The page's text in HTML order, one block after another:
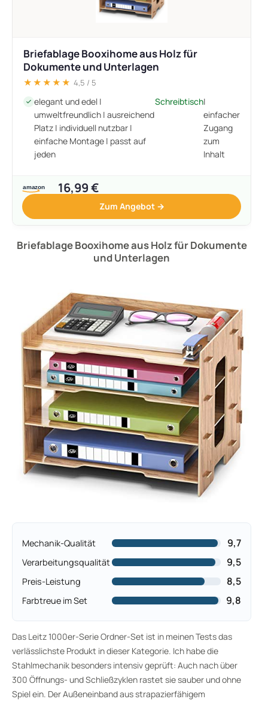
Briefablage Booxihome aus Holz für
Dokumente und Unterlagen
★★★★★ 4,5 / 5
elegant und edel |
umweltfreundlich | ausreichend
Platz | individuell nutzbar |
einfache Montage | passt auf
jeden
Schreibtisch|
einfacher
Zugang
zum
Inhalt
16,99 €
Zum Angebot →
Briefablage Booxihome aus Holz für Dokumente
und Unterlagen
Mechanik-Qualität 9,7
Verarbeitungsqualität 9,5
Preis-Leistung 8,5
Farbtreue im Set 9,8
Das Leitz 1000er-Serie Ordner-Set ist in meinen Tests das
verlässlichste Produkt in dieser Kategorie. Ich habe die
Stahlmechanik besonders intensiv geprüft: Auch nach über
300 Öffnungs- und Schließzyklen rastet sie sauber und ohne
Spiel ein. Der Außeneinband aus strapazierfähigem